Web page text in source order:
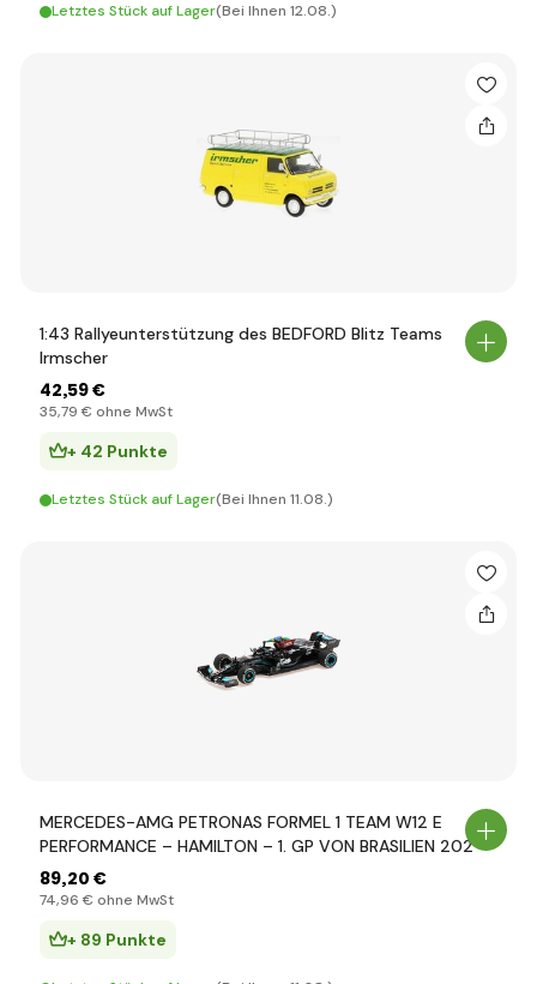
Letztes Stück auf Lager(Bei Ihnen 12.08.)
1:43 Rallyeunterstützung des BEDFORD Blitz Teams
Irmscher
42,59 €
35,79 € ohne MwSt
+ 42 Punkte
Letztes Stück auf Lager(Bei Ihnen 11.08.)
MERCEDES-AMG PETRONAS FORMEL 1 TEAM W12 E
PERFORMANCE – HAMILTON – 1. GP VON BRASILIEN 202
89,20 €
74,96 € ohne MwSt
+ 89 Punkte